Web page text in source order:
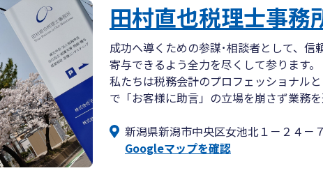
田村直也税理士事務
成功へ導くための参謀･相談者として、
寄与できるよう全力を尽くして参ります。
私たちは税務会計のプロフェッショナル
で「お客様に助言」の立場を崩さず業務を
新潟県新潟市中央区女池北１－２４－７
Googleマップを確認